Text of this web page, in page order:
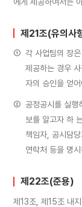
제21조(유의사
① 각 사업팀의 장
제공하는 경우
자의 승인을 얻
② 공정공시를 실행
보를 알고자 하
책임자, 공시담
연락처 등을 명
제22조(준용)
제13조, 제15조 내